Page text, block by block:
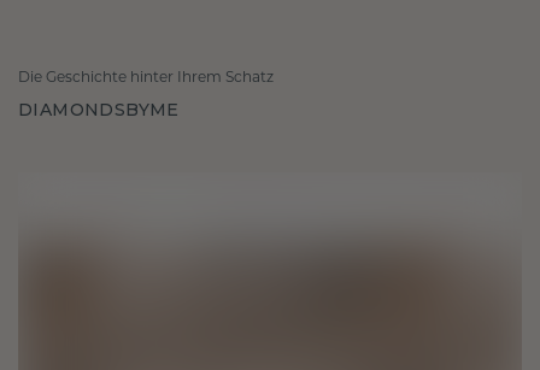
Die Geschichte hinter Ihrem Schatz
DIAMONDSBYME